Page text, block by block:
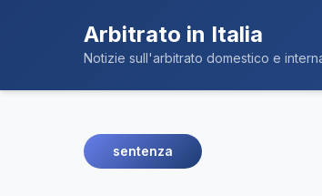
Arbitrato in Italia
Notizie sull'arbitrato domestico e
sentenza